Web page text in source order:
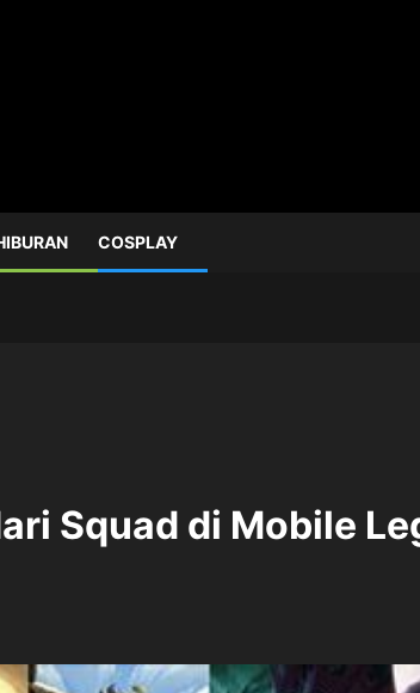
COSPLAY
Squad di Mobile